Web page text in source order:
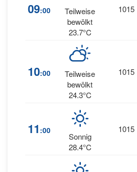
09:00
Teilweise
bewölkt
23.7°C
1015
10:00
Teilweise
bewölkt
24.3°C
1015
11 :00
Sonnig
28.4°C
1015